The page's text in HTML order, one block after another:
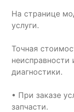
На странице
услуги.
Точная
неисправности
диагностики.
• При заказе
запчасти.